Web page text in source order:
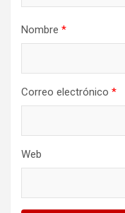
Nombre *
Correo electrónico *
Web